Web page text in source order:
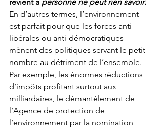
En d’autres termes, l’environnement
est parfait pour que les forces anti-
libérales ou anti-démocratiques
mènent des politiques servant le petit
nombre au détriment de l’ensemble.
Par exemple, les énormes réductions
d’impôts profitant surtout aux
milliardaires, le démantèlement de
l’Agence de protection de
l’environnement par la nomination